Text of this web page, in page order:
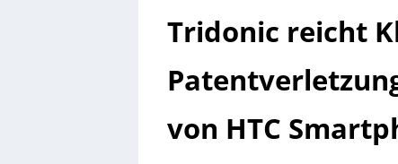
Tridonic reicht
von HTC